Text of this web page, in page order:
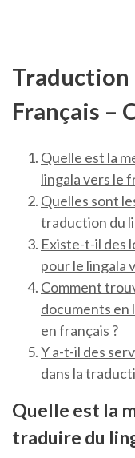
Traduction
Français –
Quelle est la
lingala vers le
Quelles sont
traduction du
Existe-t-il des
pour le lingala
Comment
documents en
en français ?
Y a-t-il des
dans la
Quelle est la
traduire du